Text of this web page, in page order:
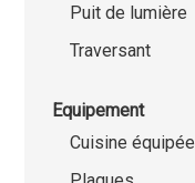
Puit de lumière
Traversant
Equipement
Cuisine équipée